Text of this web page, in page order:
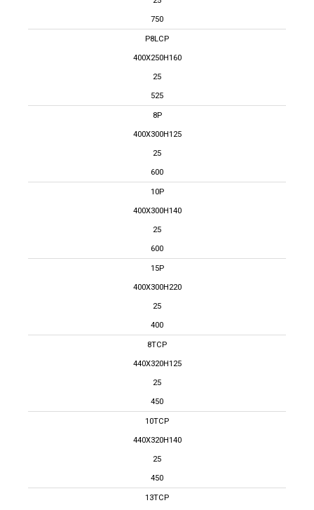
750
P8LCP
400X250H160
25
525
8P
400X300H125
25
600
10P
400X300H140
25
600
15P
400X300H220
25
400
8TCP
440X320H125
25
450
10TCP
440X320H140
25
450
13TCP